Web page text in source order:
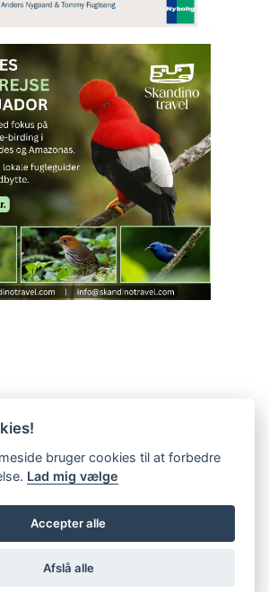
bruger cookies til at forbedre
Lad mig vælge
Accepter alle
Afslå alle